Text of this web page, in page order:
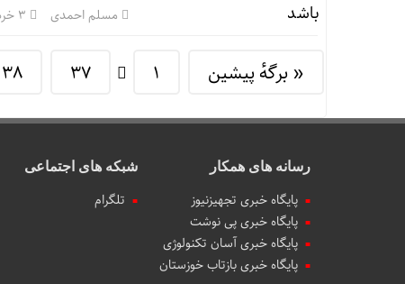
مسلم احمدی
« برگه‌ٔ پیشین 1
37
38
رسانه های همکار
پایگاه خبری تجهیزنیوز
پایگاه خبری پی نوشت
پایگاه خبری آسان تکنولوژی
پایگاه خبری بازتاب خوزستان
شبکه های اجتماعی
تلگرام